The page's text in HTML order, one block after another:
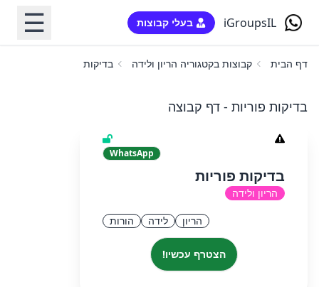
iGroupsIL בעלי קבוצות ☰
דף הבית קבוצות בקטגוריה הריון ולידה בדיקות פוריות
בדיקות פוריות - דף קבוצה
WhatsApp
בדיקות פוריות
הריון ולידה
הריון לידה הורות
הצטרף עכשיו!